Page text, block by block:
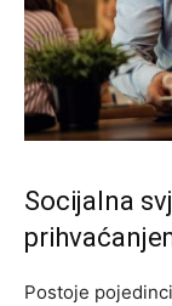
Socijalna
Postoje